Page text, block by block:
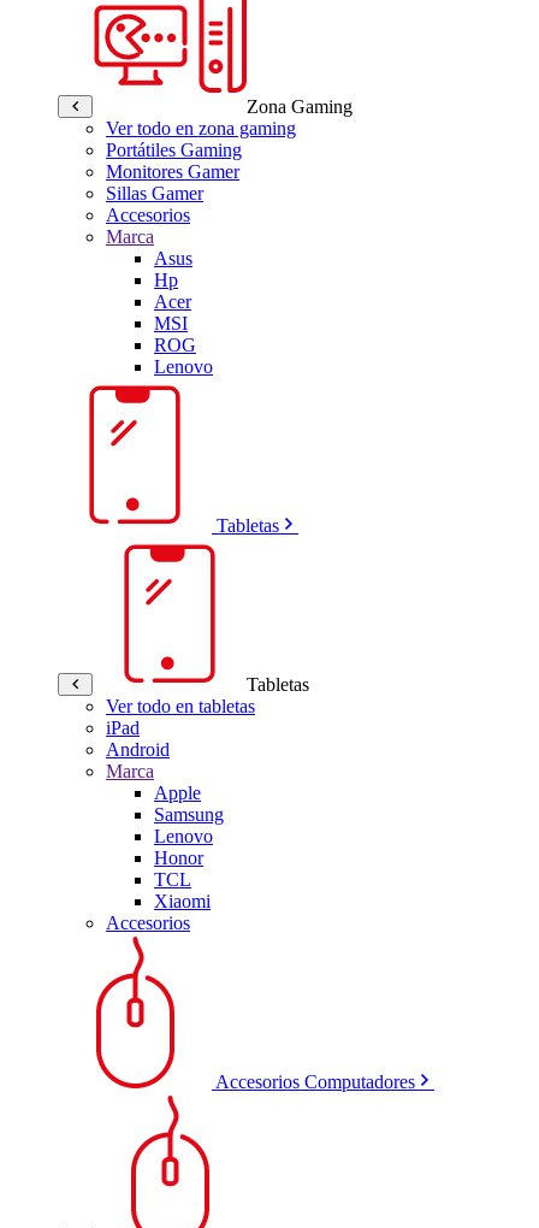
Zona Gaming
Ver todo en zona gaming
Portátiles Gaming
Monitores Gamer
Sillas Gamer
Accesorios
Marca
Asus
Hp
Acer
MSI
ROG
Lenovo
Tabletas
Tabletas
Ver todo en tabletas
iPad
Android
Marca
Apple
Samsung
Lenovo
Honor
TCL
Xiaomi
Accesorios
Accesorios Computadores